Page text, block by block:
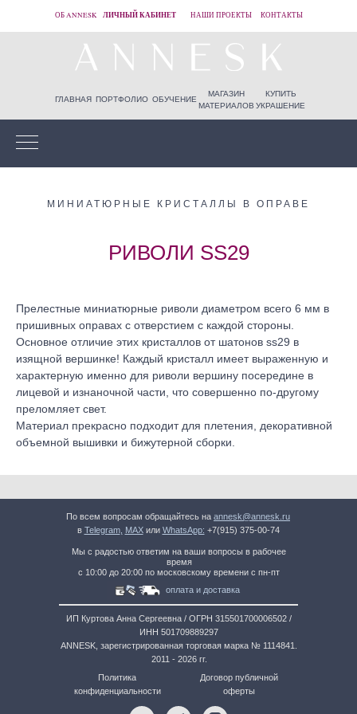
ОБ ANNESK ЛИЧНЫЙ КАБИНЕТ КОНТАКТЫ
НАШИ ПРОЕКТЫ
ОБУЧЕНИЕ
КУПИТЬ
УКРАШЕНИЕ
МАГАЗИН
МАТЕРИАЛОВ
ПОРТФОЛИО
ГЛАВНАЯ
МИНИАТЮРНЫЕ КРИСТАЛЛЫ В ОПРАВЕ
РИВОЛИ SS29
Прелестные миниатюрные риволи диаметром всего 6 мм в
пришивных оправах с отверстием с каждой стороны.
Основное отличие этих кристаллов от шатонов ss29 в
изящной вершинке! Каждый кристалл имеет выраженную и
характерную именно для риволи вершину посередине в
лицевой и изнаночной части, что совершенно по-другому
преломляет свет.
Материал прекрасно подходит для плетения, декоративной
объемной вышивки и бижутерной сборки.
По всем вопросам обращайтесь на annesk@annesk.ru
в Telegram, MAX или WhatsApp: +7(915) 375-00-74
Мы с радостью ответим на ваши вопросы в рабочее
время
с 10:00 до 20:00 по московскому времени с пн-пт
ИП Куртова Анна Сергеевна / ОГРН 315501700006502 /
ИНН 501709889297
ANNESK, зарегистрированная торговая марка № 1114841.
2011 - 2026 гг.
Договор публичной
оферты
Политика
конфиденциальности
оплата и доставка